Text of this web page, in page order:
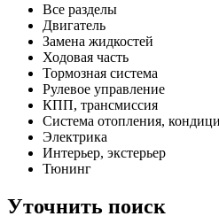
Все разделы
Двигатель
Замена жидкостей
Ходовая часть
Тормозная система
Рулевое управление
КПП, трансмиссия
Система отопления,
Электрика
Интерьер, экстерьер
Тюнинг
Уточнить поиск